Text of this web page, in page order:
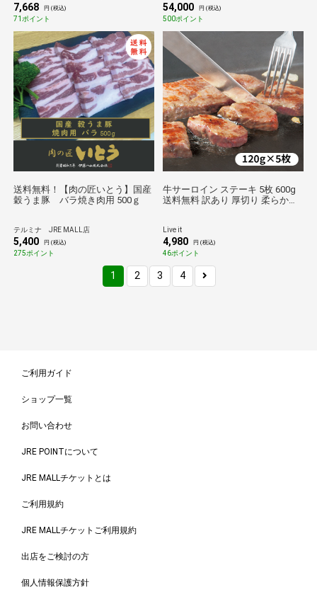
7,668 円 (税込)
71ポイント
54,000 円 (税込)
500ポイント
送料無料！【肉の匠いとう】国産
穀うま豚 バラ焼き肉用 500ｇ
テルミナ JRE MALL店
5,400 円 (税込)
275ポイント
牛サーロイン ステーキ 5枚 600g
送料無料 訳あり 厚切り 柔らか加
い バーベキュー BBQ ホテル仕様
徳用
Live it
4,980 円 (税込)
46ポイント
1 2 3 4
ご利用ガイド
ショップ一覧
お問い合わせ
JRE POINTについて
JRE MALLチケットとは
ご利用規約
JRE MALLチケットご利用規約
出店をご検討の方
個人情報保護方針